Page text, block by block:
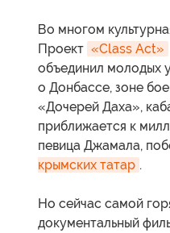
Во многом
Проект «Class Act»
объединил молодых
о Донбассе, зоне
«Дочерей Даха»,
приближается к
певица Джамала,
крымских татар .
Но сейчас самой
документальный